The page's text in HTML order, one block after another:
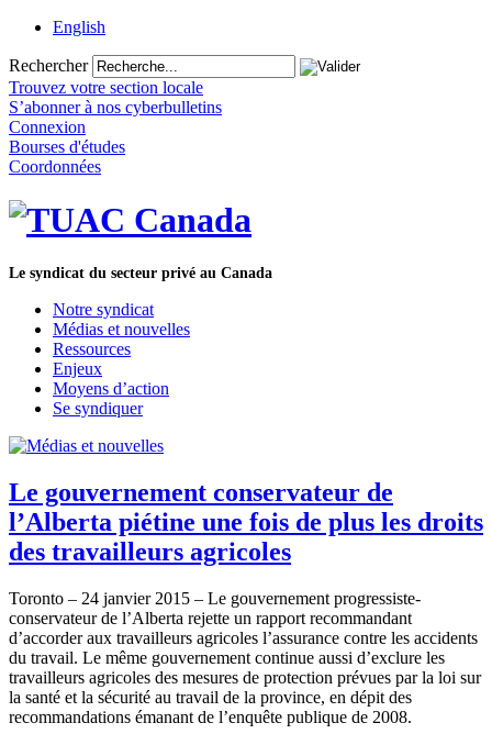
English
Rechercher
Trouvez votre section locale
S’abonner à nos cyberbulletins
Connexion
Bourses d'études
Coordonnées
Le syndicat du secteur privé au Canada
Notre syndicat
Médias et nouvelles
Ressources
Enjeux
Moyens d’action
Se syndiquer
Le gouvernement conservateur de
l’Alberta piétine une fois de plus les droits
des travailleurs agricoles
Toronto – 24 janvier 2015 – Le gouvernement progressiste-
conservateur de l’Alberta rejette un rapport recommandant
d’accorder aux travailleurs agricoles l’assurance contre les accidents
du travail. Le même gouvernement continue aussi d’exclure les
travailleurs agricoles des mesures de protection prévues par la loi sur
la santé et la sécurité au travail de la province, en dépit des
recommandations émanant de l’enquête publique de 2008.